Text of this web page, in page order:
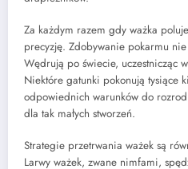
Za każdym razem gdy ważka
precyzję. Zdobywanie pokarmu
Wędrują po świecie, uczestnicząc
Niektóre gatunki pokonują tysiące
odpowiednich warunków do
dla tak małych stworzeń.
Strategie przetrwania ważek są
Larwy ważek, zwane nimfami,